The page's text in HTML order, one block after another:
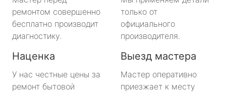
ремонтом совершенно
бесплатно производит
диагностику.
только от
официального
производителя.
Наценка
У нас честные цены за
ремонт бытовой
Выезд мастера
Мастер оперативно
приезжает к месту